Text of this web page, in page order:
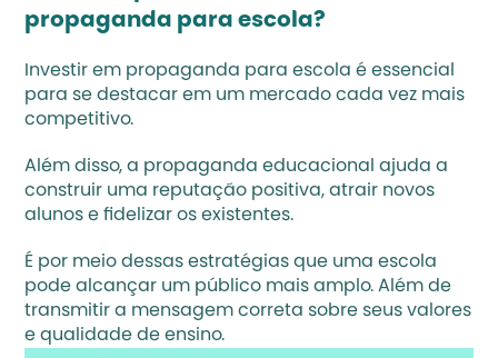
propaganda para escola?
Investir em propaganda para escola é essencial
para se destacar em um mercado cada vez mais
competitivo.
Além disso, a propaganda educacional ajuda a
construir uma reputação positiva, atrair novos
alunos e fidelizar os existentes.
É por meio dessas estratégias que uma escola
pode alcançar um público mais amplo. Além de
transmitir a mensagem correta sobre seus valores
e qualidade de ensino.